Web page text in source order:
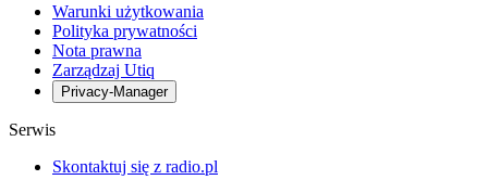
Warunki użytkowania
Polityka prywatności
Nota prawna
Zarządzaj Utiq
Privacy-Manager
Serwis
Skontaktuj się z radio.pl